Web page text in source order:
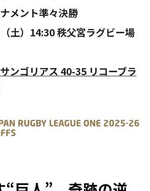
メント準々決勝
土）14:30 秩父宮ラグビー場
ンゴリアス 40-35 リコーブラ